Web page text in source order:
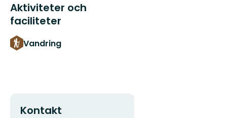
Aktiviteter och
faciliteter
Vandring
Kontakt